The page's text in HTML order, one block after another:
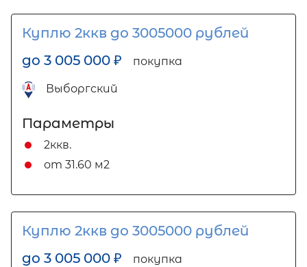
Куплю 2ккв до 3005000 рублей
до 3 005 000 ₽ покупка
Выборгский
Параметры
2ккв.
от 31.60 м2
Куплю 2ккв до 3005000 рублей
до 3 005 000 ₽ покупка